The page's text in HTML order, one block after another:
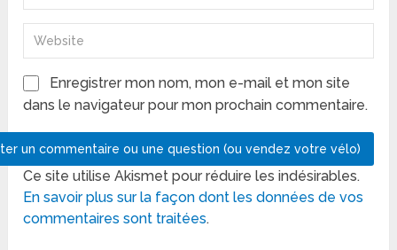
Enregistrer mon nom, mon e-mail et mon site
dans le navigateur pour mon prochain commentaire.
Ce site utilise Akismet pour réduire les indésirables.
En savoir plus sur la façon dont les données de vos
commentaires sont traitées.